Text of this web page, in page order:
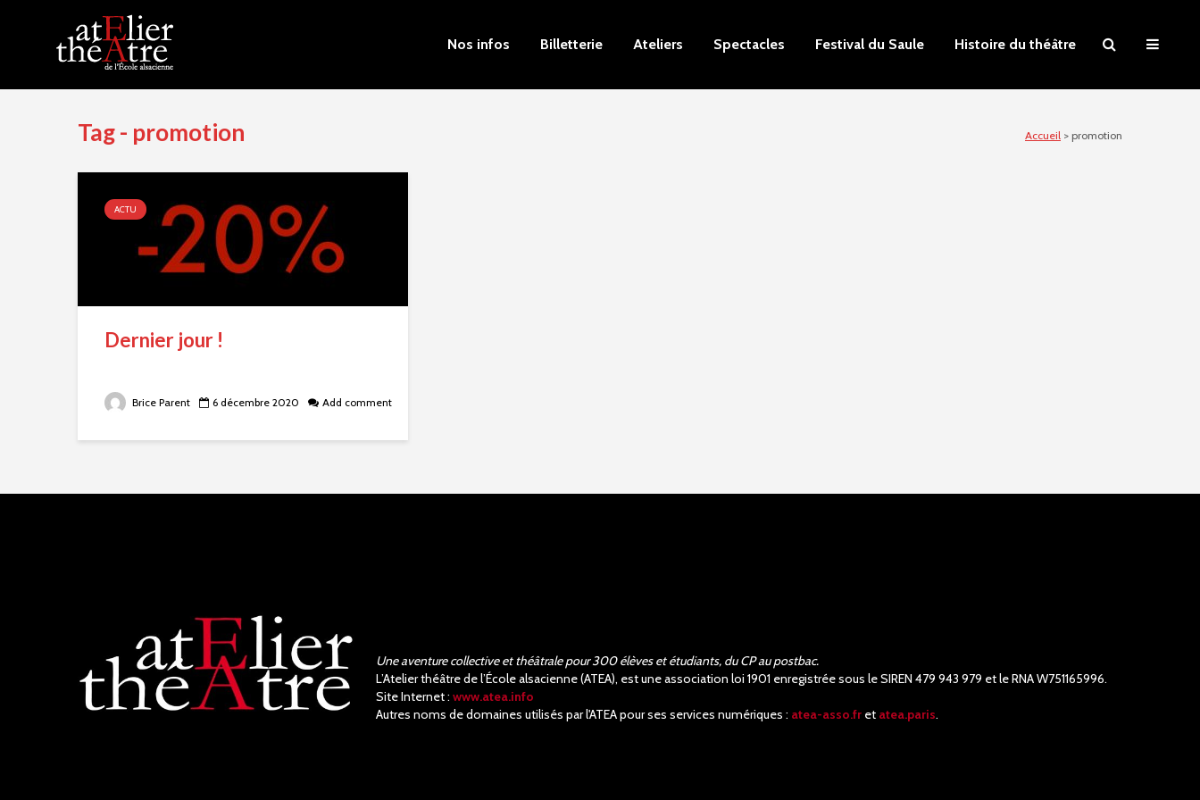
Nos infos Billetterie Ateliers Spectacles Festival du Saule Histoire du théâtre
Tag - promotion Accueil > promotion
ACTU
Dernier jour !
Brice Parent 6 décembre 2020 Add comment
Une aventure collective et théâtrale pour 300 élèves et étudiants, du CP au postbac.
L’Atelier théâtre de l’École alsacienne (ATEA), est une association loi 1901 enregistrée sous le SIREN 479 943 979 et le RNA W751165996.
Site Internet : www.atea.info
Autres noms de domaines utilisés par l'ATEA pour ses services numériques : atea-asso.fret atea.paris.